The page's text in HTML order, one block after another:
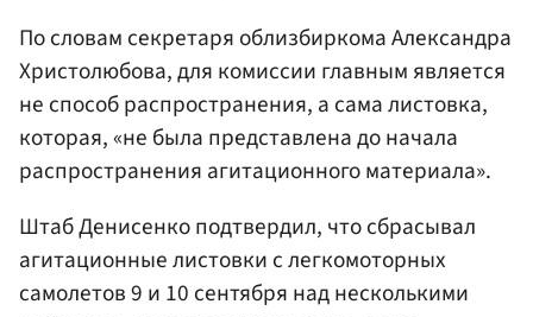
По словам секретаря облизбиркома Александра
Христолюбова, для комиссии главным является
не способ распространения, а сама листовка,
которая, «не была представлена до начала
распространения агитационного материала».
Штаб Денисенко подтвердил, что сбрасывал
агитационные листовки с легкомоторных
самолетов 9 и 10 сентября над несколькими